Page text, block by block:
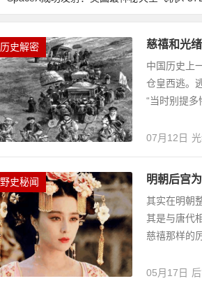
历史解密 慈禧和光
中国历史上
仓皇西逃。
“当时别提多
07月12日
野史秘闻 明朝后宫
其实在明朝
其是与唐代
慈禧那样的
05月17日